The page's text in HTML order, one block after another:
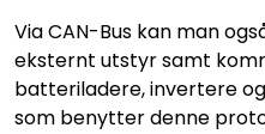
Via CAN-Bus kan man
eksternt utstyr samt
batteriladere, invertere
som benytter denne